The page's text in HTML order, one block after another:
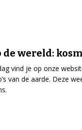
de wereld:
vind je op onze
van de aarde. Deze